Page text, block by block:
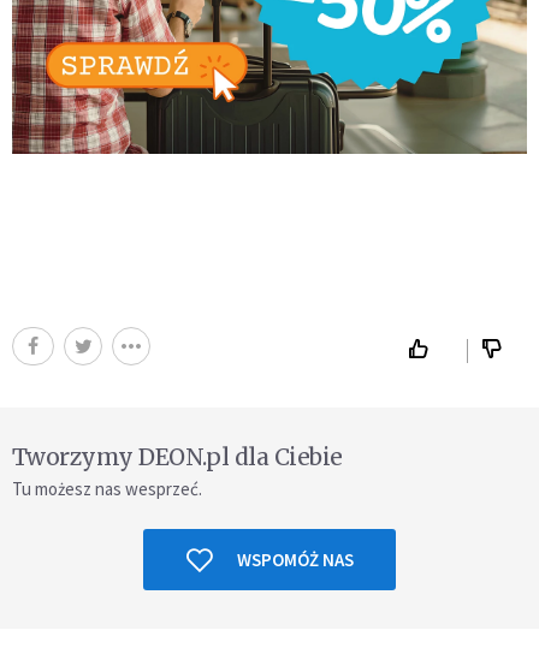
Tworzymy DEON.pl dla Ciebie
Tu możesz nas wesprzeć.
WSPOMÓŻ NAS